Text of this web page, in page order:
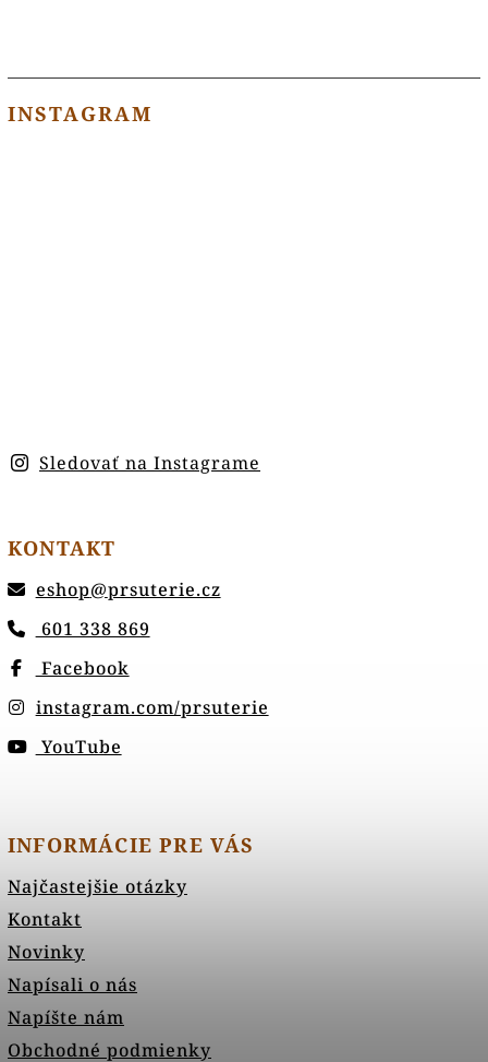
INSTAGRAM
Sledovať na Instagrame
KONTAKT
eshop@prsuterie.cz
601 338 869
Facebook
instagram.com/prsuterie
YouTube
INFORMÁCIE PRE VÁS
Najčastejšie otázky
Kontakt
Novinky
Napísali o nás
Napíšte nám
Obchodné podmienky